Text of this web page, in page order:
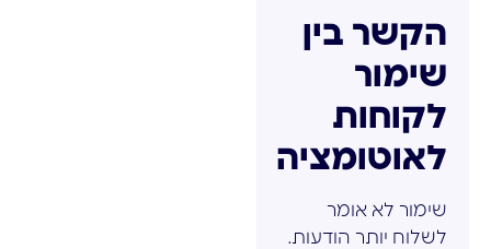
הקשר בין
שימור
לקוחות
לאוטומציה
שימור לא אומר
לשלוח יותר הודעות.